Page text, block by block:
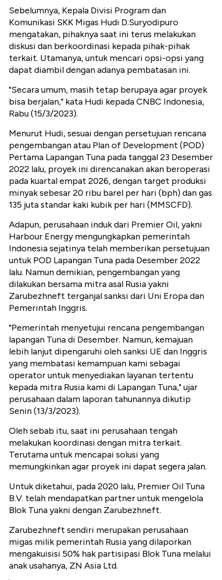
Sebelumnya, Kepala Divisi Program dan
Komunikasi SKK Migas Hudi D.Suryodipuro
mengatakan, pihaknya saat ini terus melakukan
diskusi dan berkoordinasi kepada pihak-pihak
terkait. Utamanya, untuk mencari opsi-opsi yang
dapat diambil dengan adanya pembatasan ini.
"Secara umum, masih tetap berupaya agar proyek
bisa berjalan," kata Hudi kepada CNBC Indonesia,
Rabu (15/3/2023).
Menurut Hudi, sesuai dengan persetujuan rencana
pengembangan atau Plan of Development (POD)
Pertama Lapangan Tuna pada tanggal 23 Desember
2022 lalu, proyek ini direncanakan akan beroperasi
pada kuartal empat 2026, dengan target produksi
minyak sebesar 20 ribu barel per hari (bph) dan gas
135 juta standar kaki kubik per hari (MMSCFD).
Adapun, perusahaan induk dari Premier Oil, yakni
Harbour Energy mengungkapkan pemerintah
Indonesia sejatinya telah memberikan persetujuan
untuk POD Lapangan Tuna pada Desember 2022
lalu. Namun demikian, pengembangan yang
dilakukan bersama mitra asal Rusia yakni
Zarubezhneft terganjal sanksi dari Uni Eropa dan
Pemerintah Inggris.
"Pemerintah menyetujui rencana pengembangan
lapangan Tuna di Desember. Namun, kemajuan
lebih lanjut dipengaruhi oleh sanksi UE dan Inggris
yang membatasi kemampuan kami sebagai
operator untuk menyediakan layanan tertentu
kepada mitra Rusia kami di Lapangan Tuna," ujar
perusahaan dalam laporan tahunannya dikutip
Senin (13/3/2023).
Oleh sebab itu, saat ini perusahaan tengah
melakukan koordinasi dengan mitra terkait.
Terutama untuk mencapai solusi yang
memungkinkan agar proyek ini dapat segera jalan.
Untuk diketahui, pada 2020 lalu, Premier Oil Tuna
B.V. telah mendapatkan partner untuk mengelola
Blok Tuna yakni dengan Zarubezhneft.
Zarubezhneft sendiri merupakan perusahaan
migas milik pemerintah Rusia yang dilaporkan
mengakuisisi 50% hak partisipasi Blok Tuna melalui
anak usahanya, ZN Asia Ltd.